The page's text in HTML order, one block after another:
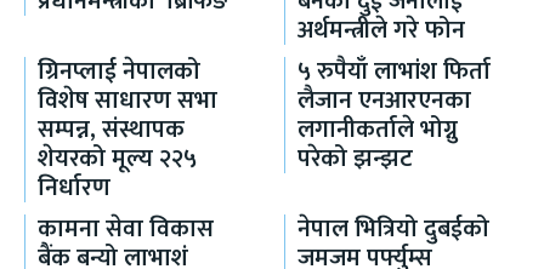
अर्थमन्त्रीले गरे फोन
ग्रिनप्लाई नेपालको
विशेष साधारण सभा
सम्पन्न, संस्थापक
शेयरको मूल्य २२५
निर्धारण
५ रुपैयाँ लाभांश फिर्ता
लैजान एनआरएनका
लगानीकर्ताले भोग्नु
परेको झन्झट
कामना सेवा विकास
बैंक बन्यो लाभाशं
नेपाल भित्रियो दुबईको
जमजम पर्फ्युम्स